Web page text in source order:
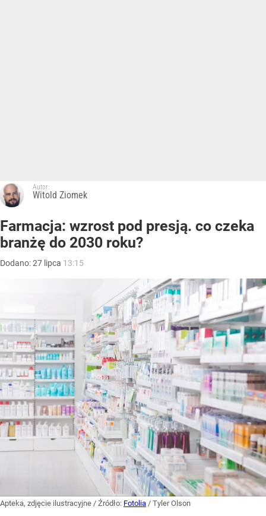
Autor:
Witold Ziomek
Farmacja: wzrost pod presją. co czeka
branżę do 2030 roku?
Dodano:27 lipca 13:15
Apteka, zdjęcie ilustracyjne / Źródło: Fotolia / Tyler Olson